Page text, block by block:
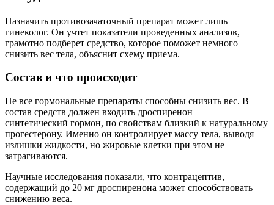
Назначить противозачаточный препарат может лишь
гинеколог. Он учтет показатели проведенных анализов,
грамотно подберет средство, которое поможет немного
снизить вес тела, объяснит схему приема.
Состав и что происходит
Не все гормональные препараты способны снизить вес. В
состав средств должен входить дроспиренон —
синтетический гормон, по свойствам близкий к натуральному
прогестерону. Именно он контролирует массу тела, выводя
излишки жидкости, но жировые клетки при этом не
затрагиваются.
Научные исследования показали, что контрацептив,
содержащий до 20 мг дроспиренона может способствовать
снижению веса.